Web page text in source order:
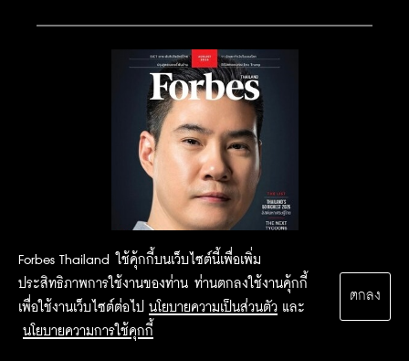
Forbes Thailand ใช้คุ้กกี้บนเว็บไซต์นี้เพื่อเพิ่ม
ประสิทธิภาพการใช้งานของท่าน ท่านตกลงใช้งานคุ้กกี้
เพื่อใช้งานเว็บไซต์ต่อไป นโยบายความเป็นส่วนตัว และ
นโยบายความการใช้คุกกี้
ตกลง
2015 Forbesthailand.com ALL RIGHTS RESERVED